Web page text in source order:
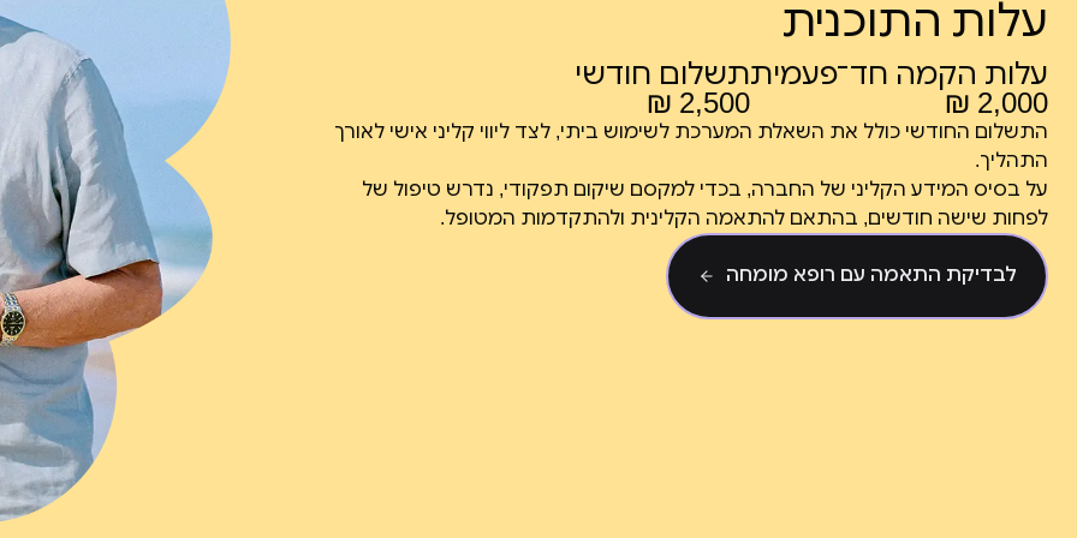
עלות התוכנית
עלות הקמה חד־פעמית
2,000 ₪
תשלום חודשי
2,500 ₪
התשלום החודשי כולל את השאלת המערכת לשימוש ביתי, לצד ליווי קליני אישי לאורך
התהליך.
על בסיס המידע הקליני של החברה, בכדי למקסם שיקום תפקודי, נדרש טיפול של
לפחות שישה חודשים, בהתאם להתאמה הקלינית ולהתקדמות המטופל.
לבדיקת התאמה עם רופא מומחה